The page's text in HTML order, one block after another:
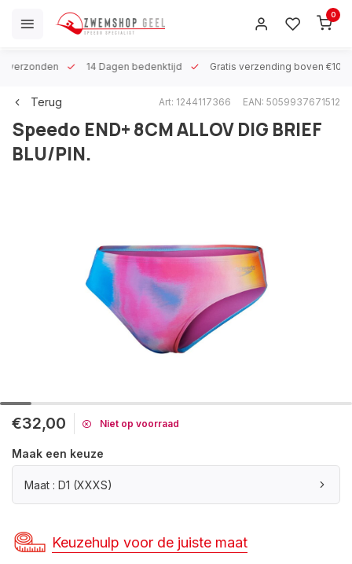
0
verzonden 14 Dagen bedenktijd Gratis verzending boven €100
Terug Art: 1244117366 EAN: 5059937671512
Speedo END+ 8CM ALLOV DIG BRIEF
BLU/PIN.
€32,00 Niet op voorraad
Maak een keuze
Maat : D1 (XXXS)
Keuzehulp voor de juiste maat